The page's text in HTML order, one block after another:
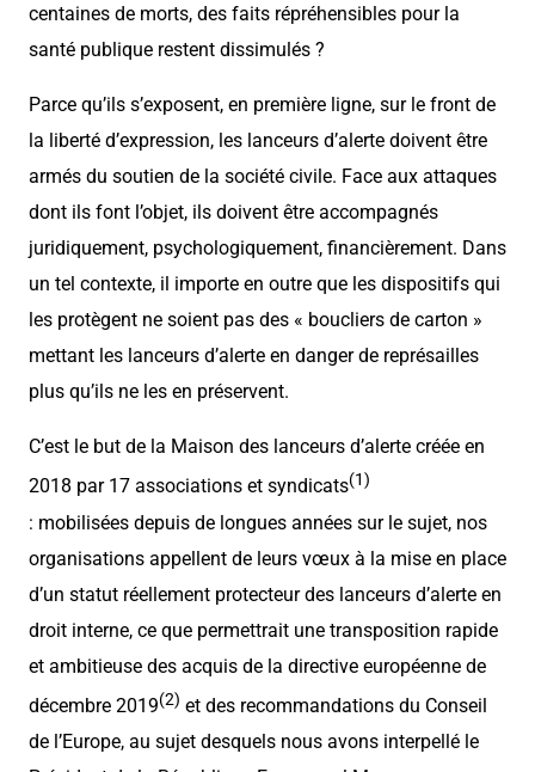
centaines de morts, des faits répréhensibles pour la
santé publique restent dissimulés ?
Parce qu’ils s’exposent, en première ligne, sur le front de
la liberté d’expression, les lanceurs d’alerte doivent être
armés du soutien de la société civile. Face aux attaques
dont ils font l’objet, ils doivent être accompagnés
juridiquement, psychologiquement, financièrement. Dans
un tel contexte, il importe en outre que les dispositifs qui
les protègent ne soient pas des « boucliers de carton »
mettant les lanceurs d’alerte en danger de représailles
plus qu’ils ne les en préservent.
C’est le but de la Maison des lanceurs d’alerte créée en
2018 par 17 associations et syndicats(1)
: mobilisées depuis de longues années sur le sujet, nos
organisations appellent de leurs vœux à la mise en place
d’un statut réellement protecteur des lanceurs d’alerte en
droit interne, ce que permettrait une transposition rapide
et ambitieuse des acquis de la directive européenne de
décembre 2019(2) et des recommandations du Conseil
de l’Europe, au sujet desquels nous avons interpellé le